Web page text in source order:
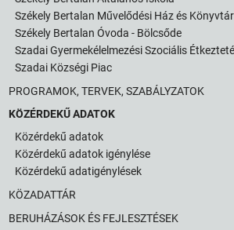
Székely Bertalan Művelődési Ház és Könyvtár
Székely Bertalan Óvoda - Bölcsőde
Szadai Gyermekélelmezési Szociális
Szadai Községi Piac
PROGRAMOK, TERVEK, SZABÁLYZATOK
KÖZÉRDEKŰ ADATOK
Közérdekű adatok
Közérdekű adatok igénylése
Közérdekű adatigénylések
KÖZADATTÁR
BERUHÁZÁSOK ÉS FEJLESZTÉSEK